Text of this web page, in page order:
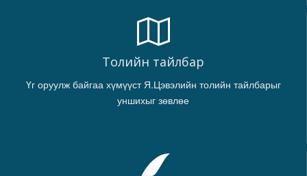
Толийн тайлбар
Үг оруулж байгаа хүмүүст Я.Цэвэлийн толийн тайлбарыг
уншихыг зөвлөе